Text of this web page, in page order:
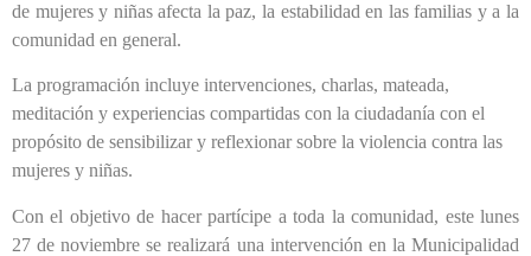
de mujeres y niñas afecta la paz, la estabilidad en las familias y a la
comunidad en general.
La programación incluye intervenciones, charlas, mateada,
meditación y experiencias compartidas con la ciudadanía con el
propósito de sensibilizar y reflexionar sobre la violencia contra las
mujeres y niñas.
Con el objetivo de hacer partícipe a toda la comunidad, este lunes
27 de noviembre se realizará una intervención en la Municipalidad